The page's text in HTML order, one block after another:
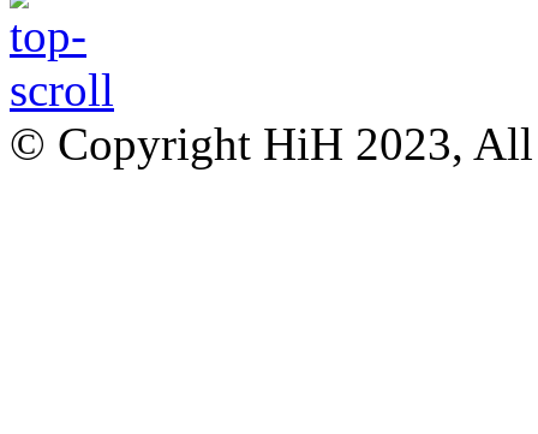
© Copyright HiH 2023, All